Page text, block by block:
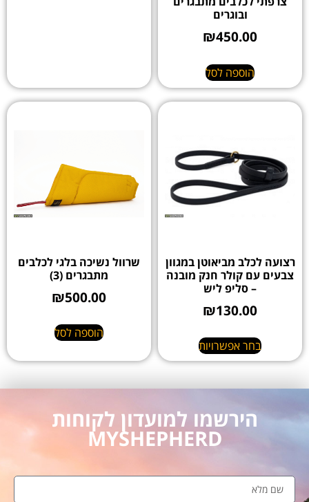
ובוגרים
₪450.00
הוספה לסל
רצועה לכלב מביאוטן במגוון
צבעים עם קולר חנק מובנה
– סליפ ליש
₪130.00
בחר אפשרויות
שרוול נשיכה בלגי לכלבים
מתבגרים (3)
₪500.00
הוספה לסל
הירשמו למועדון לקוחות
MYSHEPHERD